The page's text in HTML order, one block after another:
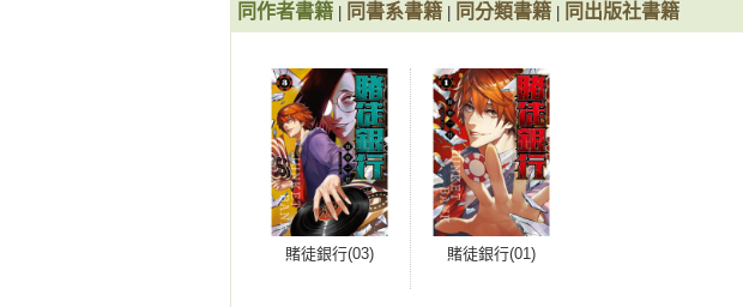
同作者書籍 同書系書籍 同分類書籍 同出版社書籍
賭徒銀行(03) 賭徒銀行(01)